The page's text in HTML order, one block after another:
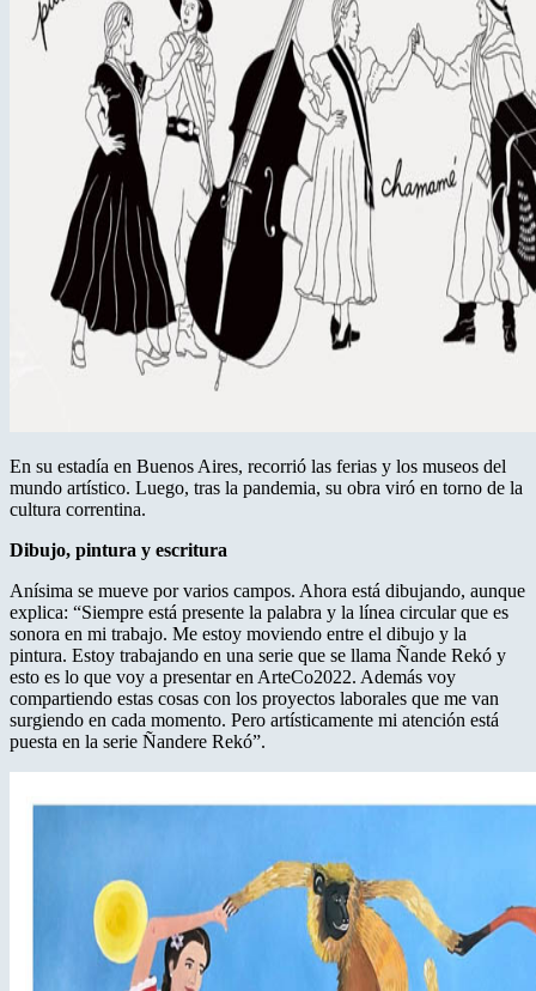
En su estadía en Buenos Aires, recorrió las ferias y los museos del
mundo artístico. Luego, tras la pandemia, su obra viró en torno de la
cultura correntina.
Dibujo, pintura y escritura
Anísima se mueve por varios campos. Ahora está dibujando, aunque
explica: “Siempre está presente la palabra y la línea circular que es
sonora en mi trabajo. Me estoy moviendo entre el dibujo y la
pintura. Estoy trabajando en una serie que se llama Ñande Rekó y
esto es lo que voy a presentar en ArteCo2022. Además voy
compartiendo estas cosas con los proyectos laborales que me van
surgiendo en cada momento. Pero artísticamente mi atención está
puesta en la serie Ñandere Rekó”.